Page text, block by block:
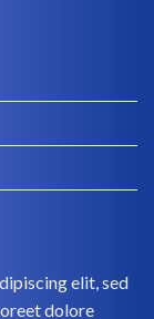
elit, sed
dolore